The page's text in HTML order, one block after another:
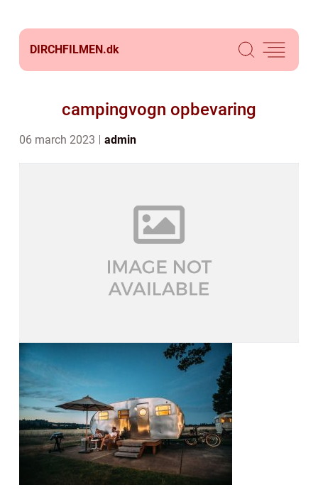
DIRCHFILMEN.dk
campingvogn opbevaring
06 march 2023 admin